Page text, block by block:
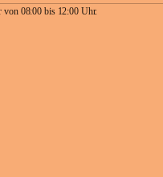
von 08:00 bis 12:00 Uhr.